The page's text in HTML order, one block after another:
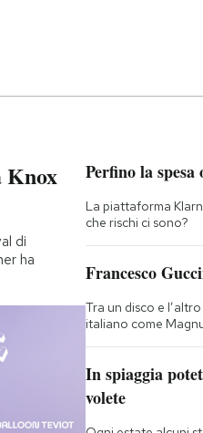
Knox
di
ha
Perfino la
La piattaforma
che rischi ci sono?
Francesco
Tra un disco e
italiano come
In spiaggia
volete